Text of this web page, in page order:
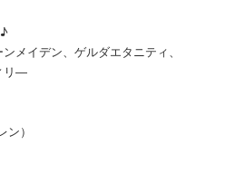
メイデン、ゲルダエタニティ、
リ―
ン）